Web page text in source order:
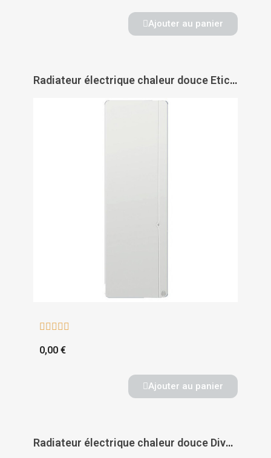
Ajouter au panier
Radiateur électrique chaleur douce Etic vertical horizontal - INTUIS
    
0,00 €
Ajouter au panier
Radiateur électrique chaleur douce Divali horizontal connecté et lumineux - ATLANTIC